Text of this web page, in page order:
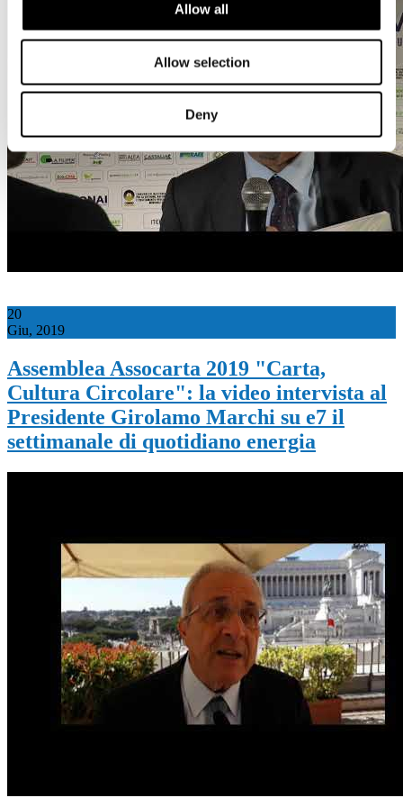
Allow all
Allow selection
Deny
20
Giu, 2019
Assemblea Assocarta 2019 "Carta,
Cultura Circolare": la video intervista al
Presidente Girolamo Marchi su e7 il
settimanale di quotidiano energia